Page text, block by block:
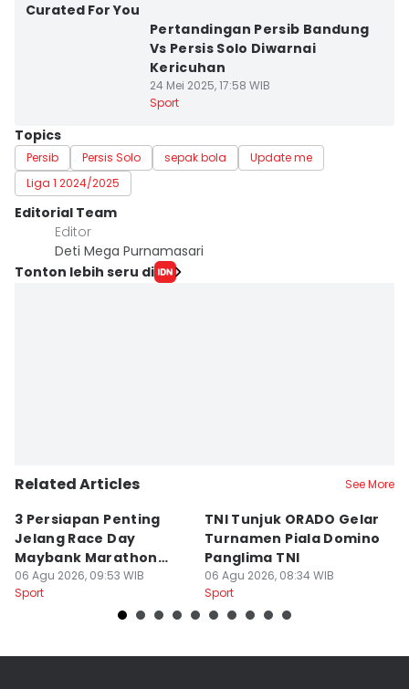
Curated For You
Pertandingan Persib Bandung
Vs Persis Solo Diwarnai
Kericuhan
24 Mei 2025, 17:58 WIB
Sport
Topics
Persib Persis Solo sepak bola
Update me
Liga 1 2024/2025
Editorial Team
Editor
Deti Mega Purnamasari
Tonton lebih seru di
Related Articles See More
3 Persiapan Penting
Jelang Race Day
Maybank Marathon
2026
06 Agu 2026, 09:53 WIB
Sport
TNI Tunjuk ORADO Gelar
Turnamen Piala Domino
Panglima TNI
06 Agu 2026, 08:34 WIB
Sport